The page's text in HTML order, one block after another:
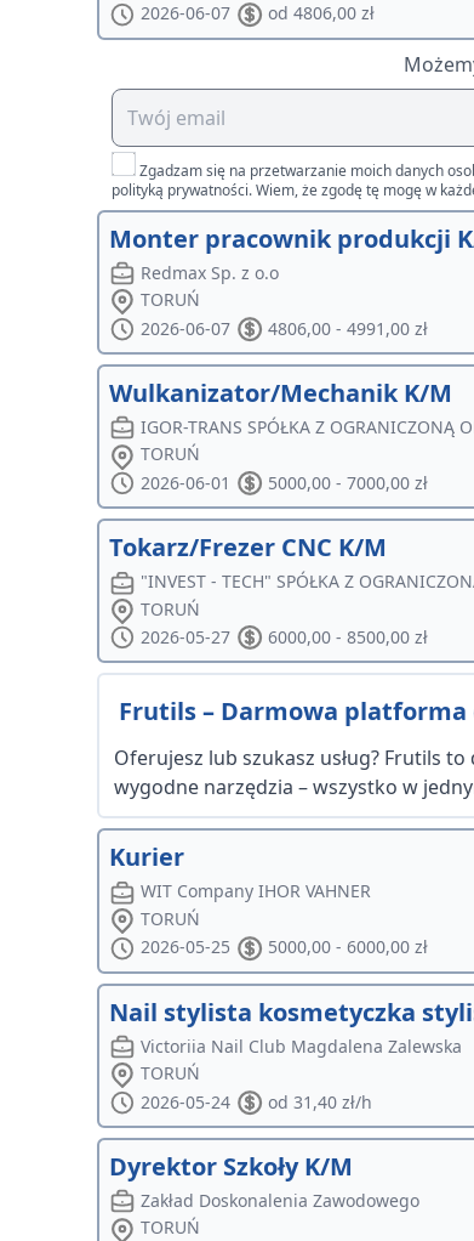
2026-06-07
od 4806,00 zł
Zgadzam się na przetwarzanie moich danych
polityką prywatności. Wiem, że zgodę tę mogę w
Monter pracownik produkcji
Redmax Sp. z o.o
TORUŃ
2026-06-07
4806,00 - 4991,00 zł
Wulkanizator/Mechanik K/M
IGOR-TRANS SPÓŁKA Z OGRANICZONĄ
TORUŃ
2026-06-01
5000,00 - 7000,00 zł
Tokarz/Frezer CNC K/M
"INVEST - TECH" SPÓŁKA Z
TORUŃ
2026-05-27
6000,00 - 8500,00 zł
Frutils – Darmowa platforma
Oferujesz lub szukasz usług? Frutils
wygodne narzędzia – wszystko w
Kurier
WIT Company IHOR VAHNER
TORUŃ
2026-05-25
5000,00 - 6000,00 zł
Nail stylista kosmetyczka
Victoriia Nail Club Magdalena Zalewska
TORUŃ
2026-05-24
od 31,40 zł/h
Dyrektor Szkoły K/M
Zakład Doskonalenia Zawodowego
TORUŃ